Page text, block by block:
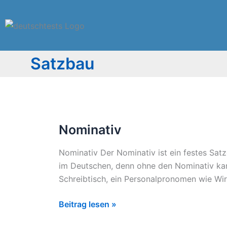
Inhalt
Satzbau​
Nominativ
Nominativ Der Nominativ ist ein festes
im Deutschen, denn ohne den Nominativ
Schreibtisch, ein Personalpronomen wie
Beitrag lesen »